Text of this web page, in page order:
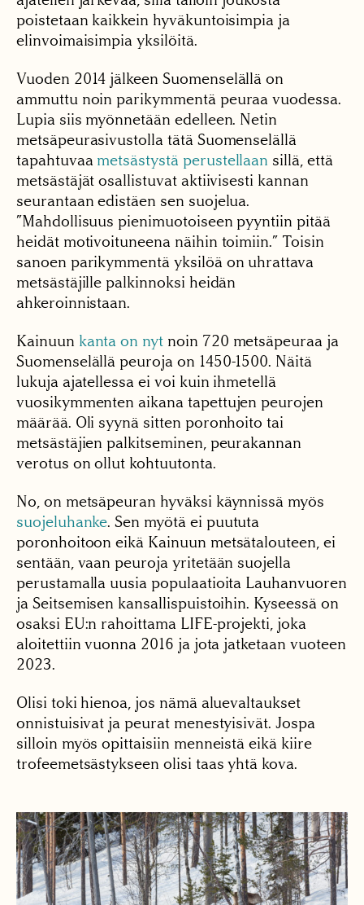
poistetaan kaikkein hyväkuntoisimpia ja
elinvoimaisimpia yksilöitä.
Vuoden 2014 jälkeen Suomenselällä on
ammuttu noin parikymmentä peuraa vuodessa.
Lupia siis myönnetään edelleen. Netin
metsäpeurasivustolla tätä Suomenselällä
tapahtuvaa metsästystä perustellaan sillä, että
metsästäjät osallistuvat aktiivisesti kannan
seurantaan edistäen sen suojelua.
”Mahdollisuus pienimuotoiseen pyyntiin pitää
heidät motivoituneena näihin toimiin.” Toisin
sanoen parikymmentä yksilöä on uhrattava
metsästäjille palkinnoksi heidän
ahkeroinnistaan.
Kainuun kanta on nyt noin 720 metsäpeuraa ja
Suomenselällä peuroja on 1450-1500. Näitä
lukuja ajatellessa ei voi kuin ihmetellä
vuosikymmenten aikana tapettujen peurojen
määrää. Oli syynä sitten poronhoito tai
metsästäjien palkitseminen, peurakannan
verotus on ollut kohtuutonta.
No, on metsäpeuran hyväksi käynnissä myös
suojeluhanke. Sen myötä ei puututa
poronhoitoon eikä Kainuun metsätalouteen, ei
sentään, vaan peuroja yritetään suojella
perustamalla uusia populaatioita Lauhanvuoren
ja Seitsemisen kansallispuistoihin. Kyseessä on
osaksi EU:n rahoittama LIFE-projekti, joka
aloitettiin vuonna 2016 ja jota jatketaan vuoteen
2023.
Olisi toki hienoa, jos nämä aluevaltaukset
onnistuisivat ja peurat menestyisivät. Jospa
silloin myös opittaisiin menneistä eikä kiire
trofeemetsästykseen olisi taas yhtä kova.